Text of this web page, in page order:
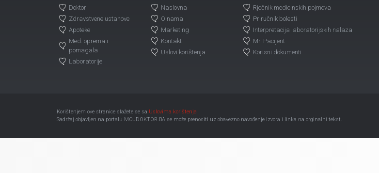
Doktori
Zdravstvene ustanove
Apoteke
Med. oprema i
pomagala
Laboratorije
Naslovna
O nama
Marketing
Kontakt
Uslovi korištenja
Rječnik medicinskih pojmova
Priručnik bolesti
Interpretacija laboratorijskih nalaza
Mr. Pacijent
Korisni dokumenti
Korištenjem ove stranice slažete se sa Uslovima korištenja
Sadržaj objavljen na portalu MOJDOKTOR.BA se može prenositi uz obavezno navođenje izvora i linka na orginalni tekst.